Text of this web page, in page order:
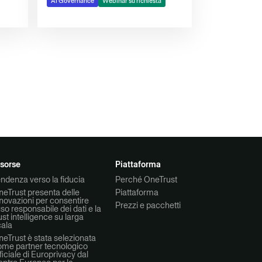
verso la fiducia
presenta delle
per consentire
responsabile dei dati e la
intelligence su larga
è stata selezionata
partner tecnologico
di Europrivacy dal
Piattaforma
Perché OneTrust
Piattaforma
Prezzi e pacchetti